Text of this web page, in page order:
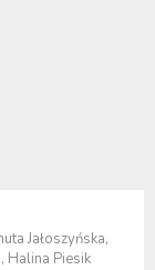
Jałoszyńska,
Halina Piesik